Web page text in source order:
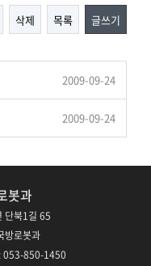
삭제 목록 글쓰기
2009-09-24
2009-09-24
봇과
단북1길 65
방로봇과
850-1450